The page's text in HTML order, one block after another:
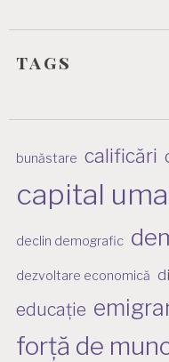
tags
bunăstare calificări
capital
declin demografic
dezvoltare economică
educație
forță de